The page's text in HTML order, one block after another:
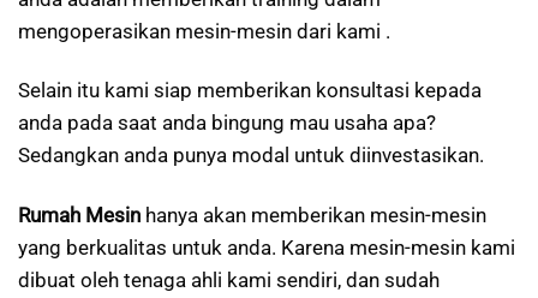
mengoperasikan mesin-mesin dari kami .
Selain itu kami siap memberikan konsultasi kepada
anda pada saat anda bingung mau usaha apa?
Sedangkan anda punya modal untuk diinvestasikan.
Rumah Mesin hanya akan memberikan mesin-mesin
yang berkualitas untuk anda. Karena mesin-mesin kami
dibuat oleh tenaga ahli kami sendiri, dan sudah